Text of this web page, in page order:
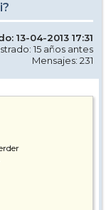
13-04-2013 17:31
15 años antes
Mensajes: 231